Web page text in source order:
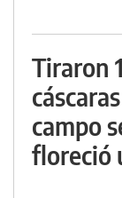
Tiraron
campo
floreció